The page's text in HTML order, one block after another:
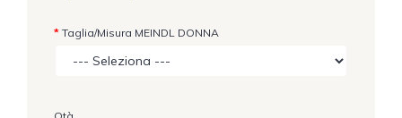
Taglia/Misura MEINDL DONNA